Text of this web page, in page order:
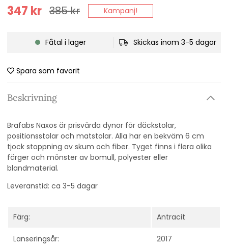
385kr
347 kr Kampanj!
Fåtal i lager Skickas inom 3-5 dagar
Spara som favorit
Beskrivning
Brafabs Naxos är prisvärda dynor för däckstolar,
positionsstolar och matstolar. Alla har en bekväm 6 cm
tjock stoppning av skum och fiber. Tyget finns i flera olika
färger och mönster av bomull, polyester eller
blandmaterial.
Leveranstid: ca 3-5 dagar
Färg: Antracit
Lanseringsår: 2017